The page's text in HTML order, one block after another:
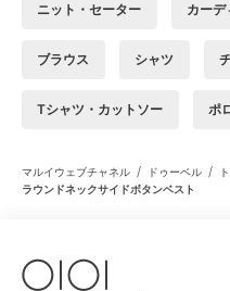
ニット・セーター カーデ
ブラウス シャツ
Tシャツ・カットソー ポ
マルイウェブチャネル / ドゥーベル /
ラウンドネックサイドボタンベスト